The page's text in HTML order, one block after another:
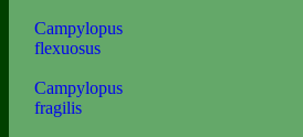
Campylopus
flexuosus
Campylopus
fragilis